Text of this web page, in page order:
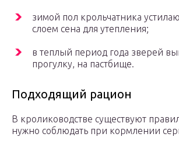
зимой пол крольчатника
слоем сена для утепления;
в теплый период года зверей
прогулку, на пастбище.
Подходящий рацион
В кролиководстве существуют
нужно соблюдать при кормлении